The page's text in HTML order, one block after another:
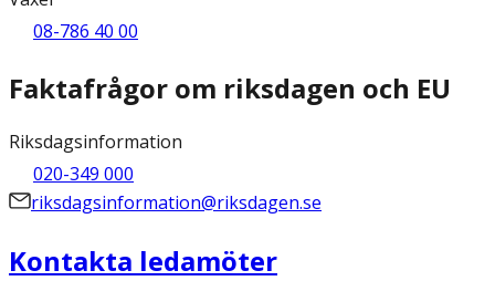
08-786 40 00
Faktafrågor om riksdagen och EU
Riksdagsinformation
020-349 000
riksdagsinformation@riksdagen.se
Kontakta ledamöter